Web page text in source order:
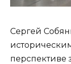
Сергей
перспективе